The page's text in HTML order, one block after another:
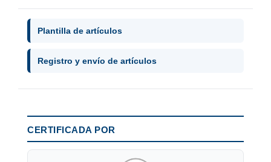
Plantilla de artículos
Registro y envío de artículos
CERTIFICADA POR